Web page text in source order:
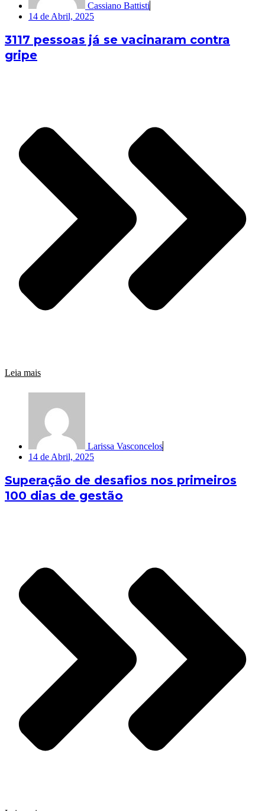
Cassiano Battisti
14 de Abril, 2025
3117 pessoas já se vacinaram contra
gripe
Leia mais
Larissa Vasconcelos
14 de Abril, 2025
Superação de desafios nos primeiros
100 dias de gestão